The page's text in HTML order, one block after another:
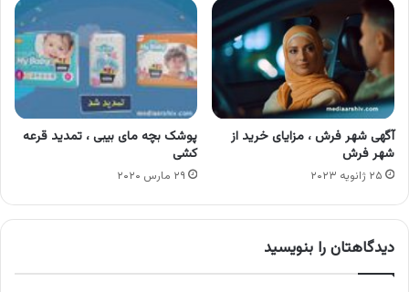
آگهی شهر فرش ، مزایای خرید از
شهر فرش
۲۵ ژانویه ۲۰۲۳
پوشک بچه مای بیبی ، تمدید قرعه
کشی
۲۹ مارس ۲۰۲۰
دیدگاهتان را بنویسید